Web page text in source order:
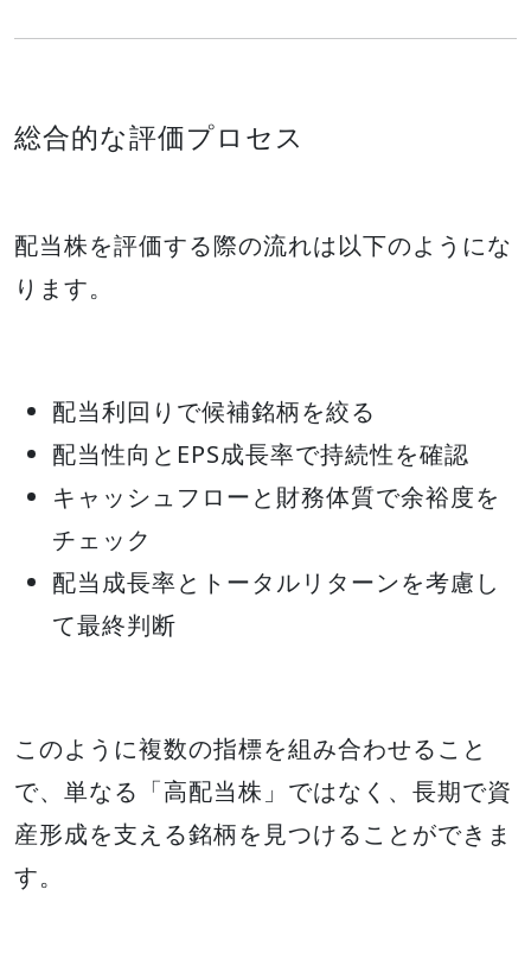
総合的な評価プロセス
配当株を評価する際の流れは以下のようにな
ります。
配当利回りで候補銘柄を絞る
配当性向とEPS成長率で持続性を確認
キャッシュフローと財務体質で余裕度を
チェック
配当成長率とトータルリターンを考慮し
て最終判断
このように複数の指標を組み合わせること
で、単なる「高配当株」ではなく、長期で資
産形成を支える銘柄を見つけることができま
す。